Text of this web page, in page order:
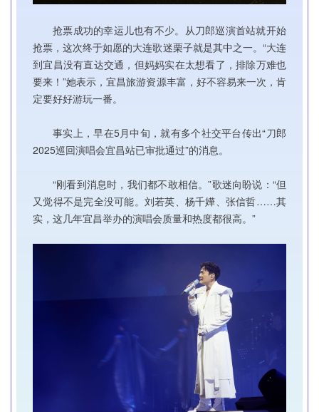
抢票成功的幸运儿也有不少。从刀郎巡演首站就开始
抢票，这次终于如愿的大连歌迷栗子就是其中之一。“大连
到宜昌没有直达交通，但妈妈实在太想看了，排除万难也
要来！”她表示，宜昌旅游资源丰富，好不容易来一次，肯
定要好好游玩一番。
事实上，早在5月中旬，就有多个社交平台传出“刀郎
2025巡回演唱会宜昌站已审批通过”的消息。
“刚看到消息时，我们都不敢相信。”歌迷向盼说：“但
又觉得不是完全没可能。刘若英、杨千嬅、张信哲……其
实，这几年宜昌举办的演唱会质量和热度都很高。”